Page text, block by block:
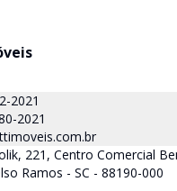
2021
2021
221, Centro Comercial
Ramos - SC - 88190-000